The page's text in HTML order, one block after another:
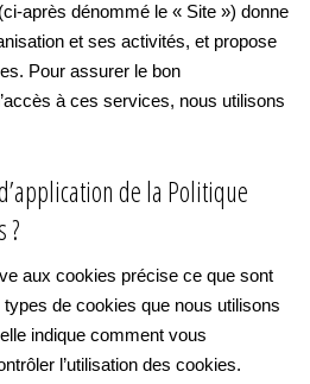
après dénommé le « Site ») donne
et ses activités, et propose
Pour assurer le bon
à ces services, nous utilisons
de la Politique
?
aux cookies précise ce que sont
de cookies que nous utilisons
indique comment vous
l’utilisation des cookies.